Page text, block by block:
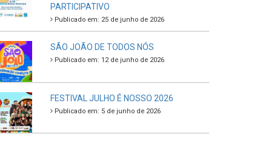
PARTICIPATIVO
Publicado em: 25 de junho de 2026
SÃO JOÃO DE TODOS NÓS
Publicado em: 12 de junho de 2026
FESTIVAL JULHO É NOSSO 2026
Publicado em: 5 de junho de 2026